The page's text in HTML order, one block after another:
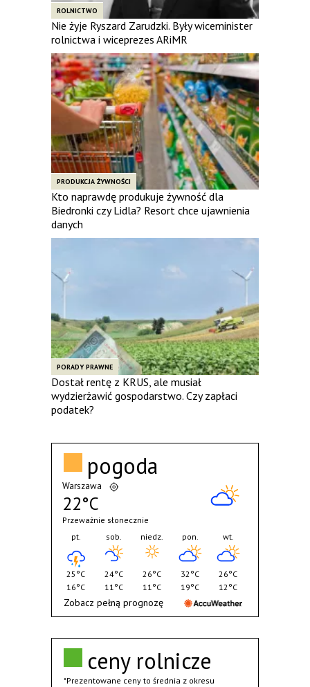
ROLNICTWO
Nie żyje Ryszard Zarudzki. Były wiceminister
rolnictwa i wiceprezes ARiMR
PRODUKCJA ŻYWNOŚCI
Kto naprawdę produkuje żywność dla
Biedronki czy Lidla? Resort chce ujawnienia
danych
PORADY PRAWNE
Dostał rentę z KRUS, ale musiał
wydzierżawić gospodarstwo. Czy zapłaci
podatek?
ceny rolnicze
*Prezentowane ceny to średnia z okresu
pogoda
Warszawa
22°C
Przeważnie słonecznie
pt.
25°C
16°C
sob.
24°C
11°C
niedz.
26°C
11°C
pon.
32°C
19°C
wt.
26°C
12°C
Zobacz pełną prognozę